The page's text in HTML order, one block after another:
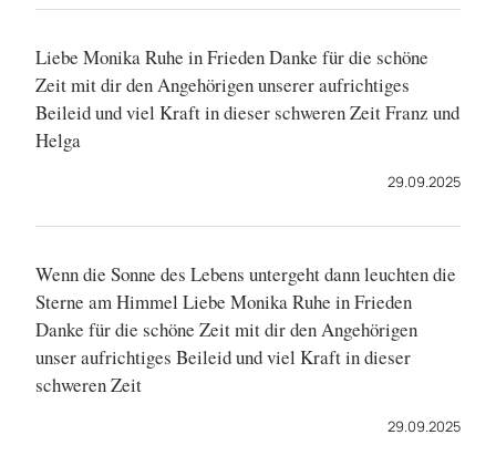
Liebe Monika Ruhe in Frieden Danke für die schöne
Zeit mit dir den Angehörigen unserer aufrichtiges
Beileid und viel Kraft in dieser schweren Zeit Franz und
Helga
29.09.2025
Wenn die Sonne des Lebens untergeht dann leuchten die
Sterne am Himmel Liebe Monika Ruhe in Frieden
Danke für die schöne Zeit mit dir den Angehörigen
unser aufrichtiges Beileid und viel Kraft in dieser
schweren Zeit
29.09.2025